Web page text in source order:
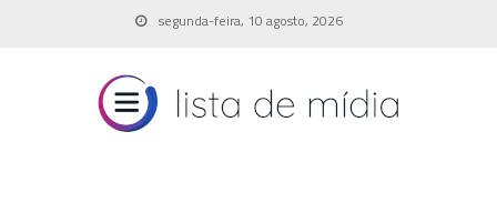
segunda-feira, 10 agosto, 2026